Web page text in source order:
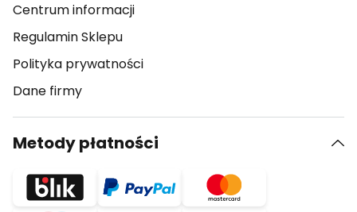
Centrum informacji
Regulamin Sklepu
Polityka prywatności
Dane firmy
Metody płatności